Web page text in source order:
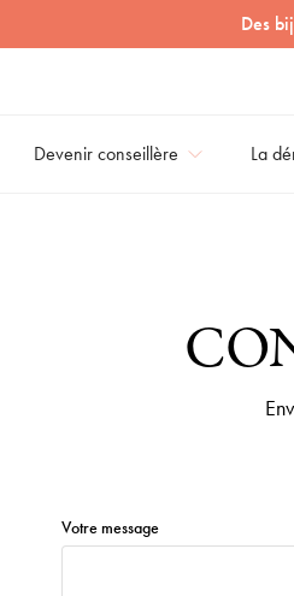
Des
Devenir conseillère La
Votre message